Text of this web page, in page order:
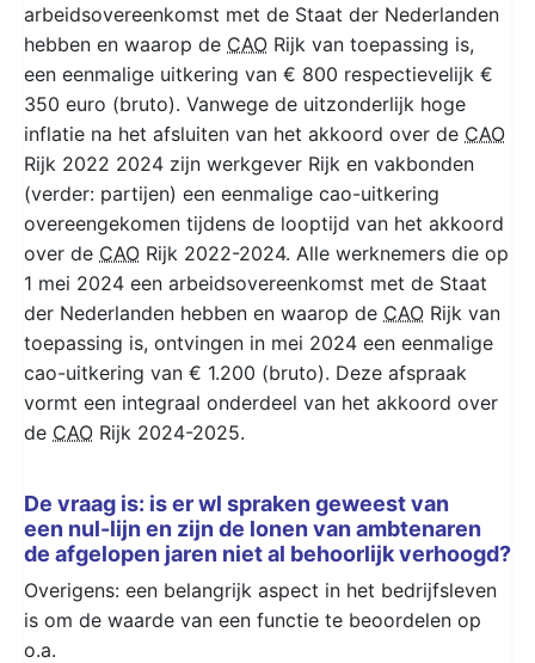
arbeidsovereenkomst met de Staat der Nederlanden
hebben en waarop de CAO Rijk van toepassing is,
een eenmalige uitkering van € 800 respectievelijk €
350 euro (bruto). Vanwege de uitzonderlijk hoge
inflatie na het afsluiten van het akkoord over de CAO
Rijk 2022 2024 zijn werkgever Rijk en vakbonden
(verder: partijen) een eenmalige cao-uitkering
overeengekomen tijdens de looptijd van het akkoord
over de CAO Rijk 2022-2024. Alle werknemers die op
1 mei 2024 een arbeidsovereenkomst met de Staat
der Nederlanden hebben en waarop de CAO Rijk van
toepassing is, ontvingen in mei 2024 een eenmalige
cao-uitkering van € 1.200 (bruto). Deze afspraak
vormt een integraal onderdeel van het akkoord over
de CAO Rijk 2024-2025.
De vraag is: is er wl spraken geweest van
een nul-lijn en zijn de lonen van ambtenaren
de afgelopen jaren niet al behoorlijk verhoogd?
Overigens: een belangrijk aspect in het bedrijfsleven
is om de waarde van een functie te beoordelen op
o.a.